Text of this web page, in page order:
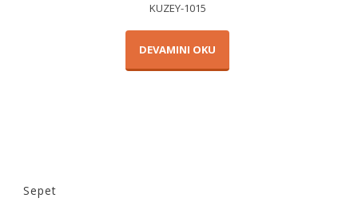
KUZEY-1015
DEVAMINI OKU
Sepet